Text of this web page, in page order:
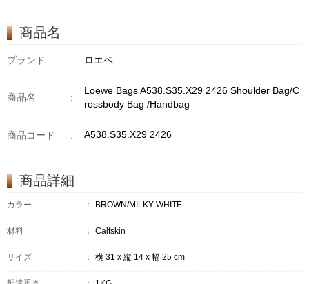
商品名
ブランド : ロエベ
商品名 :
Loewe Bags A538.S35.X29 2426 Shoulder Bag/C
rossbody Bag /Handbag
商品コード : A538.S35.X29 2426
商品詳細
カラー ： BROWN/MILKY WHITE
材料 ： Calfskin
サイズ ： 横 31 x 縦 14 x 幅 25 cm